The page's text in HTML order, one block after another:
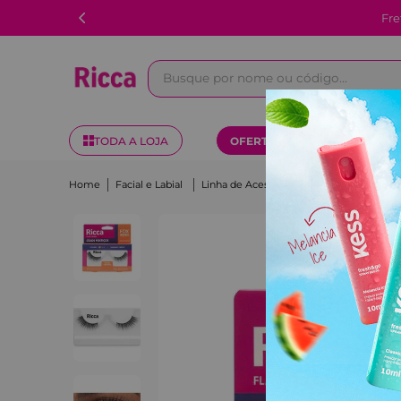
Busque por nome ou código...
TODA A LOJA OFERTAS KITS
Facial e Labial Linha de Acessórios